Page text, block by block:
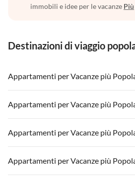
immobili e idee per le vacanze Più
Destinazioni di viaggio
Appartamenti per Vacanze più
Appartamenti per Vacanze in Italia
Appartamenti per Vacanze in Liguria
Appartamenti per Vacanze in Lombardia
Appartamenti per Vacanze in Lago di Garda
Appartamenti per Vacanze più
Appartamenti per Vacanze in Italia
Appartamenti per Vacanze in Liguria
Appartamenti per Vacanze in Lombardia
Appartamenti per Vacanze più
Appartamenti per Vacanze in Italia
Appartamenti per Vacanze in Liguria
Appartamenti per Vacanze più